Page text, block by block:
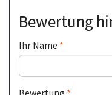
Bewertung
Ihr Name
Bewertung